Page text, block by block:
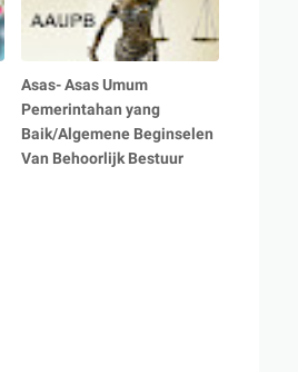
Asas- Asas Umum
Pemerintahan yang
Baik/Algemene Beginselen
Van Behoorlijk Bestuur